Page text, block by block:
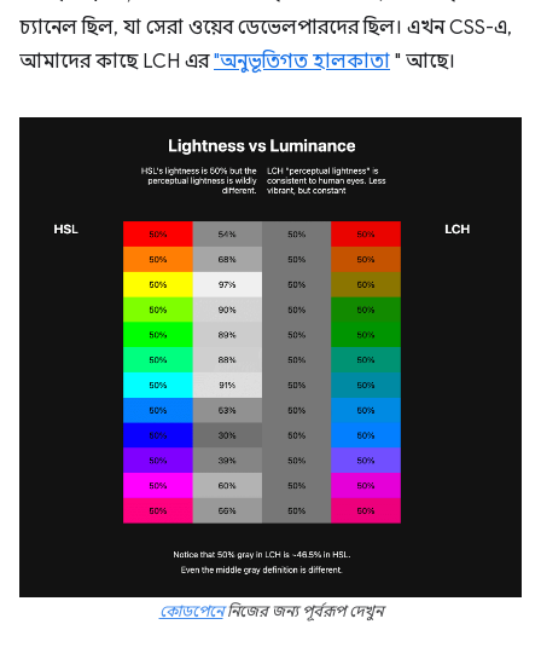
চ্যানেল ছিল, যা সেরা ওয়েব ডেভেলপারদের ছিল। এখন CSS-এ,
আমাদের কাছে LCH এর"অনুভূতিগত হালকাতা " আছে।
কোডপেনেনিজের জন্য পূর্বরূপ দেখুন